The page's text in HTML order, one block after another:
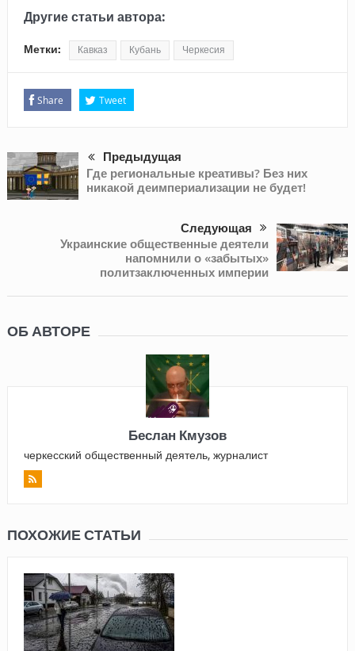
Другие статьи автора:
Метки: Кавказ Кубань Черкесия
Share Tweet
Предыдущая
Где региональные креативы? Без них
никакой деимпериализации не будет!
Следующая
Украинские общественные деятели
напомнили о «забытых»
политзаключенных империи
ОБ АВТОРЕ
Беслан Кмузов
черкесский общественный деятель, журналист
ПОХОЖИЕ СТАТЬИ